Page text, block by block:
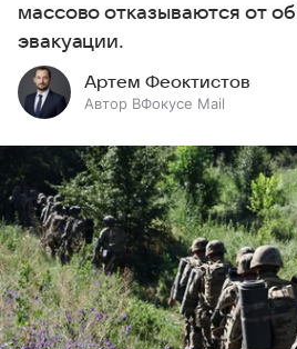
массово отказываются от
эвакуации.
Артем Феоктистов
Автор ВФокусе Mail